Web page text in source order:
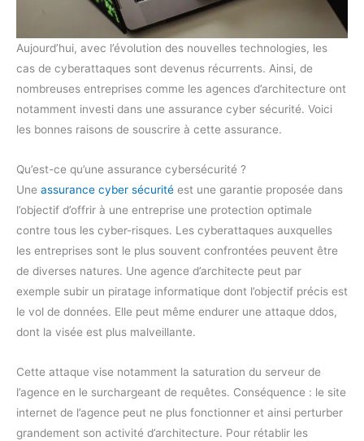
Aujourd’hui, avec l’évolution des nouvelles technologies, les
cas de cyberattaques sont devenus récurrents. Ainsi, de
nombreuses entreprises comme les agences d’architecture ont
notamment investi dans une assurance cyber sécurité. Voici
les bonnes raisons de souscrire à cette assurance.
Qu’est-ce qu’une assurance cybersécurité ?
Une assurance cyber sécurité est une garantie proposée dans
l’objectif d’offrir à une entreprise une protection optimale
contre tous les cyber-risques. Les cyberattaques auxquelles
les entreprises sont le plus souvent confrontées peuvent être
de diverses natures. Une agence d’architecte peut par
exemple subir un piratage informatique dont l’objectif précis est
le vol de données. Elle peut même endurer une attaque ddos,
dont la visée est plus malveillante.
Cette attaque vise notamment la saturation du serveur de
l’agence en le surchargeant de requêtes. Conséquence : le site
internet de l’agence peut ne plus fonctionner et ainsi perturber
grandement son activité d’architecture. Pour rétablir les